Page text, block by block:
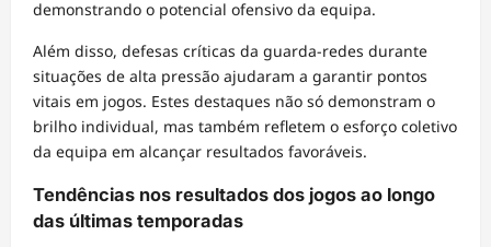
demonstrando o potencial ofensivo da equipa.
Além disso, defesas críticas da guarda-redes durante
situações de alta pressão ajudaram a garantir pontos
vitais em jogos. Estes destaques não só demonstram o
brilho individual, mas também refletem o esforço coletivo
da equipa em alcançar resultados favoráveis.
Tendências nos resultados dos jogos ao longo
das últimas temporadas